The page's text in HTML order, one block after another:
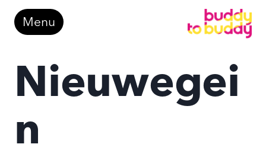
Doorgaan
naarMenu
Nieuwegei
n